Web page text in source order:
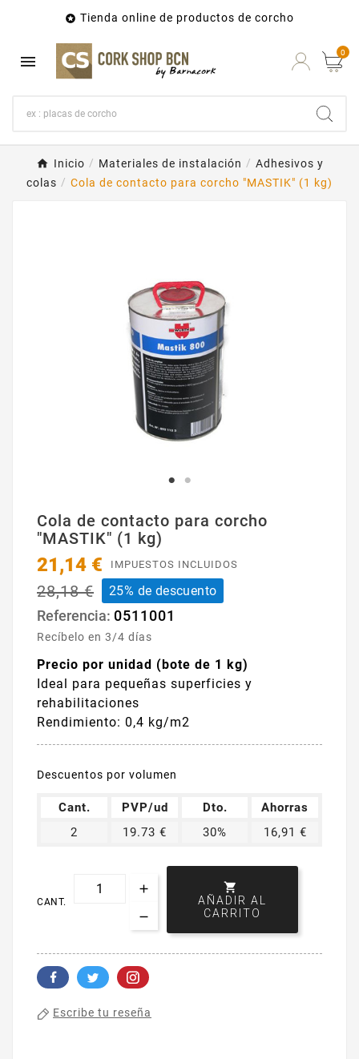
 Tienda online de productos de corcho
 0
Inicio Materiales de instalación
Adhesivos y
colas
Cola de contacto para corcho "MASTIK" (1 kg)
Cola de contacto para corcho
"MASTIK" (1 kg)
21,14 € IMPUESTOS INCLUIDOS
28,18 € 25% de descuento
Referencia: 0511001
Recíbelo en 3/4 días
Precio por unidad (bote de 1 kg)
Ideal para pequeñas superficies y
rehabilitaciones
Rendimiento: 0,4 kg/m2
Descuentos por volumen
Cant. PVP/ud Dto.
Ahorras
2
19.73 € 30% 16,91 €
CANT.

AÑADIR AL
CARRITO
Escribe tu reseña